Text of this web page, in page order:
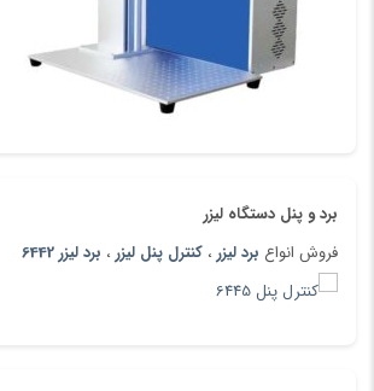
برد و پنل دستگاه لیزر
فروش انواع برد لیزر ، کنترل پنل لیزر ، برد لیزر 6442